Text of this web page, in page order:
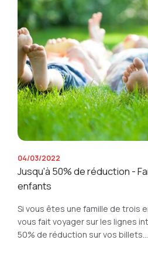
04/03/2022
Jusqu'à 50% de réduction -
enfants
Si vous êtes une famille de trois
vous fait voyager sur les lignes
50% de réduction sur vos billets...